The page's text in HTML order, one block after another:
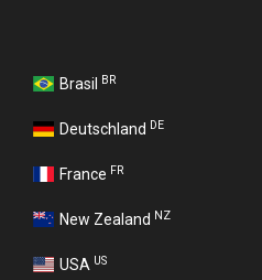
Brasil BR
Deutschland DE
France FR
New Zealand NZ
USA US